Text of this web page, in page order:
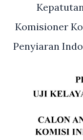
Komisioner
Penyiaran